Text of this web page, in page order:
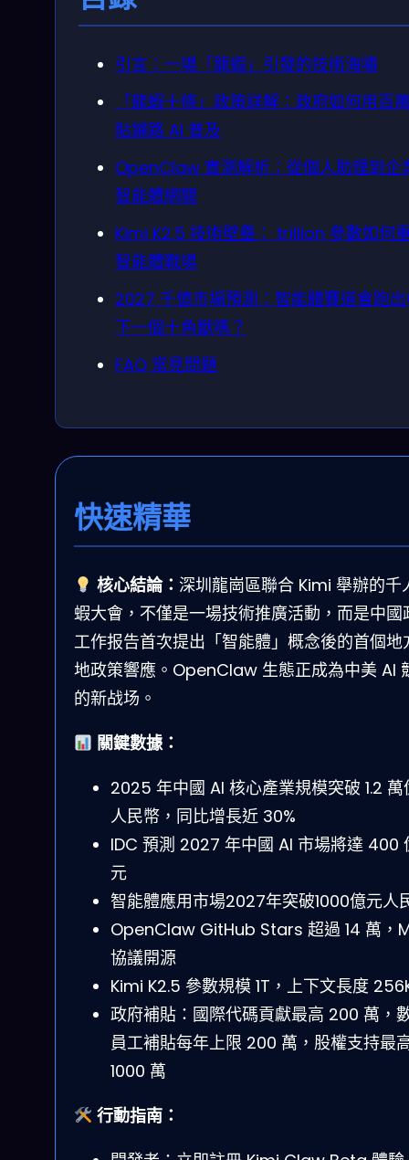
引言：一場「龍蝦」引發的技術海嘯
「龍蝦十條」政策詳解：政府如何用百
貼鋪路 AI 普及
OpenClaw 實測解析：從個人助理到企
智能體網關
Kimi K2.5 技術壁壘： trillion 參數如何
智能體戰場
2027 千億市場預測：智能體賽道會跑
下一個十角獸嗎？
FAQ 常見問題
快速精華
核心結論： 深圳龍崗區聯合 Kimi 舉辦的千
蝦大會，不僅是一場技術推廣活動，而是中國
工作报告首次提出「智能體」概念後的首個地
地政策響應。OpenClaw 生態正成為中美 AI
的新战场。
關鍵數據：
2025 年中國 AI 核心產業規模突破 1.2 萬
人民幣，同比增長近 30%
IDC 預測 2027 年中國 AI 市場將達 400
元
智能體應用市場2027年突破1000億元人
OpenClaw GitHub Stars 超過 14 萬，
協議開源
Kimi K2.5 參數規模 1T，上下文長度
政府補貼：國際代碼貢獻最高 200 萬，
員工補貼每年上限 200 萬，股權支持最
1000 萬
行動指南：